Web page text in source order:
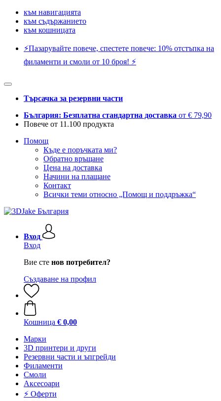
към навигацията
към съдържанието
към кошницата
⚡️Пазарувайте повече, спестете повече: 10% отстъпка на
филаменти и смоли от 10 броя! ⚡️
Търсачка за резервни части
България: Безплатна стандартна доставка от € 79,90
Повече от 11.100 продукта
Помощ
Къде е поръчката ми?
Обратно връщане
Цена на доставка
Начини на плащане
Контакт
Всички теми относно „Помощ и поддръжка“
Вход
Вход
Вие сте нов потребител?
Създаване на профил
Кошница € 0,00
Mарки
3D принтери и други
Резервни части и ъпгрейди
Филаменти
Смоли
Аксесоари
⚡ Оферти